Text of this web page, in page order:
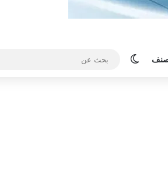
الوضع المظلم